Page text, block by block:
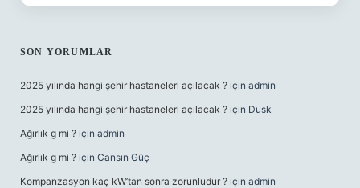
SON YORUMLAR
2025 yılında hangi şehir hastaneleri açılacak ? için admin
2025 yılında hangi şehir hastaneleri açılacak ? için Dusk
Ağırlık g mi ? için admin
Ağırlık g mi ? için Cansın Güç
Kompanzasyon kaç kW’tan sonra zorunludur ? için admin